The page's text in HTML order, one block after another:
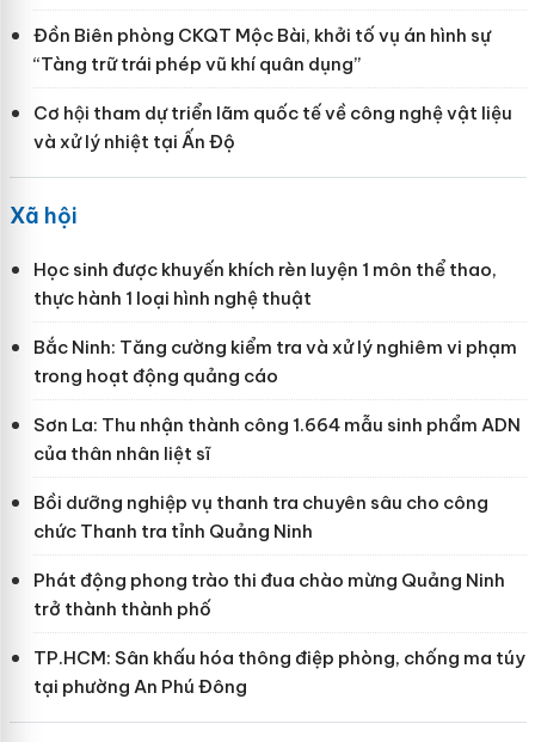
Đồn Biên phòng CKQT Mộc Bài, khởi tố vụ án hình sự
“Tàng trữ trái phép vũ khí quân dụng”
Cơ hội tham dự triển lãm quốc tế về công nghệ vật liệu
và xử lý nhiệt tại Ấn Độ
Xã hội
Học sinh được khuyến khích rèn luyện 1 môn thể thao,
thực hành 1 loại hình nghệ thuật
Bắc Ninh: Tăng cường kiểm tra và xử lý nghiêm vi phạm
trong hoạt động quảng cáo
Sơn La: Thu nhận thành công 1.664 mẫu sinh phẩm ADN
của thân nhân liệt sĩ
Bồi dưỡng nghiệp vụ thanh tra chuyên sâu cho công
chức Thanh tra tỉnh Quảng Ninh
Phát động phong trào thi đua chào mừng Quảng Ninh
trở thành thành phố
TP.HCM: Sân khấu hóa thông điệp phòng, chống ma túy
tại phường An Phú Đông